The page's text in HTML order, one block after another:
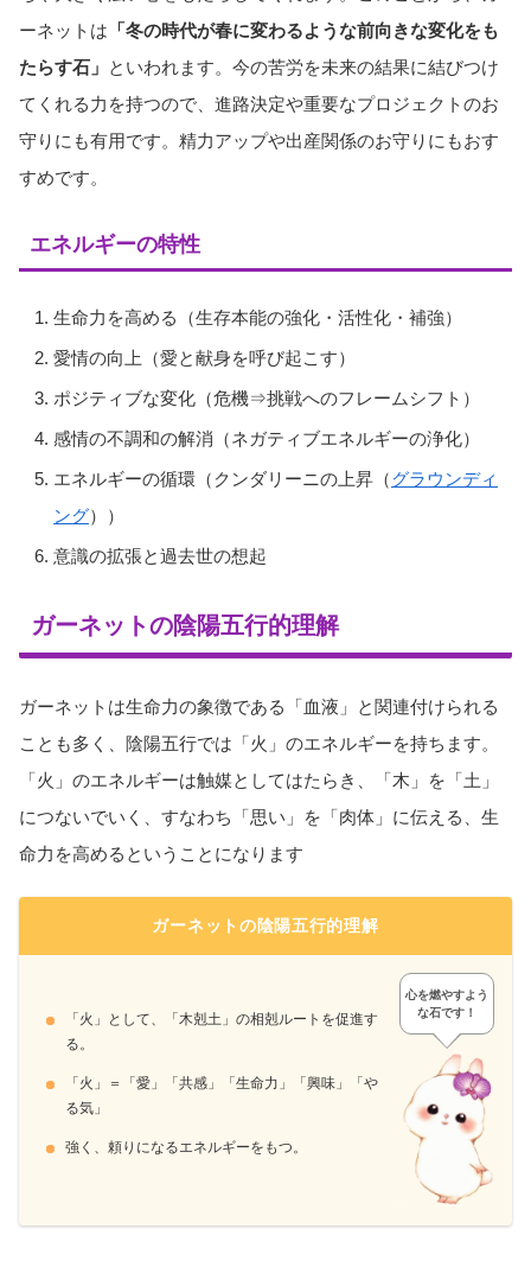
ーネットは 「冬の時代が春に変わるような前向きな変化をも
たらす石」 といわれます。今の苦労を未来の結果に結びつけ
てくれる力を持つので、進路決定や重要なプロジェクトのお
守りにも有用です。精力アップや出産関係のお守りにもおす
すめです。
エネルギーの特性
生命力を高める（生存本能の強化・活性化・補強）
愛情の向上（愛と献身を呼び起こす）
ポジティブな変化（危機⇒挑戦へのフレームシフト）
感情の不調和の解消（ネガティブエネルギーの浄化）
エネルギーの循環（クンダリーニの上昇（グラウンディ
ング））
意識の拡張と過去世の想起
ガーネットの陰陽五行的理解
ガーネットは生命力の象徴である「血液」と関連付けられる
ことも多く、陰陽五行では「火」のエネルギーを持ちます。
「火」のエネルギーは触媒としてはたらき、「木」を「土」
につないでいく、すなわち「思い」を「肉体」に伝える、生
命力を高めるということになります
ガーネットの陰陽五行的理解
「火」として、「木剋土」の相剋ルートを促進す
る。
「火」＝「愛」「共感」「生命力」「興味」「や
る気」
強く、頼りになるエネルギーをもつ。
心を燃やすよう
な石です！